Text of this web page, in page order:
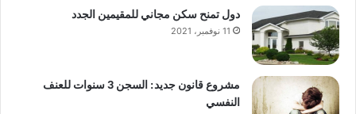
دول تمنح سكن مجاني للمقيمين الجدد
11 نوفمبر، 2021
مشروع قانون جديد: السجن 3 سنوات للعنف
النفسي